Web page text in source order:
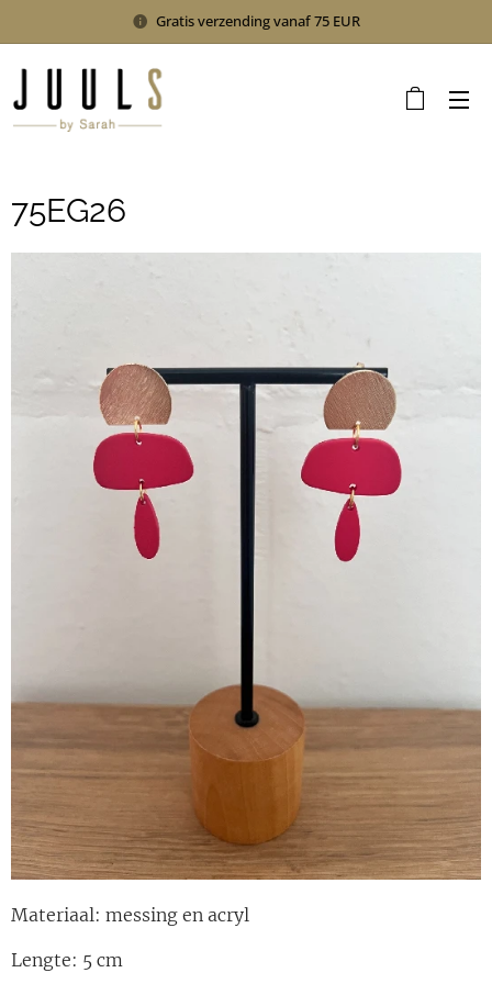
Gratis verzending vanaf 75 EUR
75EG26
Materiaal: messing en acryl
Lengte: 5 cm